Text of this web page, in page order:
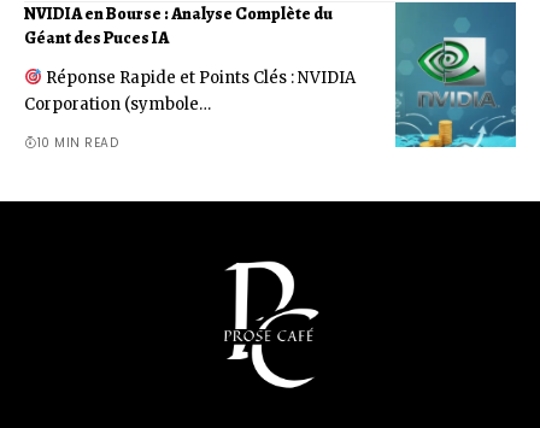
NVIDIA en Bourse : Analyse Complète du
Géant des Puces IA
Réponse Rapide et Points Clés : NVIDIA
Corporation (symbole…
10 MIN READ